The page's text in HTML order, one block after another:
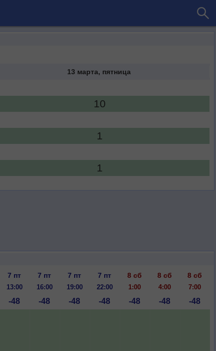
13 марта, пятница
10
1
1
7 пт 7 пт 7 пт 7 пт 8 сб 8 сб 8 сб
13:00 16:00 19:00 22:00 1:00 4:00 7:00
-48 -48 -48 -48 -48 -48 -48